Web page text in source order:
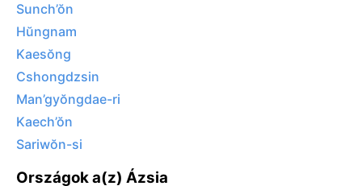
Sunch’ŏn
Hŭngnam
Kaesŏng
Cshongdzsin
Man’gyŏngdae-ri
Kaech’ŏn
Sariwŏn-si
Országok a(z) Ázsia